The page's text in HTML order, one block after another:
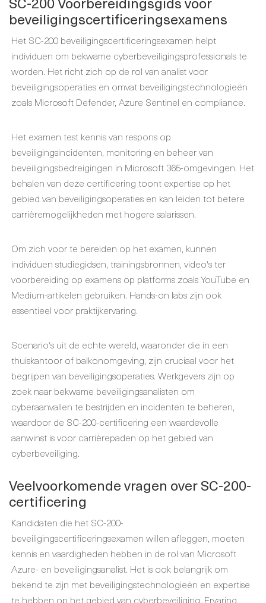
beveiligingscertificeringsexamens
Het SC-200 beveiligingscertificeringsexamen helpt
individuen om bekwame cyberbeveiligingsprofessionals te
worden. Het richt zich op de rol van analist voor
beveiligingsoperaties en omvat beveiligingstechnologieën
zoals Microsoft Defender, Azure Sentinel en compliance.
Het examen test kennis van respons op
beveiligingsincidenten, monitoring en beheer van
beveiligingsbedreigingen in Microsoft 365-omgevingen. Het
behalen van deze certificering toont expertise op het
gebied van beveiligingsoperaties en kan leiden tot betere
carrièremogelijkheden met hogere salarissen.
Om zich voor te bereiden op het examen, kunnen
individuen studiegidsen, trainingsbronnen, video's ter
voorbereiding op examens op platforms zoals YouTube en
Medium-artikelen gebruiken. Hands-on labs zijn ook
essentieel voor praktijkervaring.
Scenario's uit de echte wereld, waaronder die in een
thuiskantoor of balkonomgeving, zijn cruciaal voor het
begrijpen van beveiligingsoperaties. Werkgevers zijn op
zoek naar bekwame beveiligingsanalisten om
cyberaanvallen te bestrijden en incidenten te beheren,
waardoor de SC-200-certificering een waardevolle
aanwinst is voor carrièrepaden op het gebied van
cyberbeveiliging.
Veelvoorkomende vragen over SC-200-
certificering
Kandidaten die het SC-200-
beveiligingscertificeringsexamen willen afleggen, moeten
kennis en vaardigheden hebben in de rol van Microsoft
Azure- en beveiligingsanalist. Het is ook belangrijk om
bekend te zijn met beveiligingstechnologieën en expertise
te hebben op het gebied van cyberbeveiliging. Ervaring